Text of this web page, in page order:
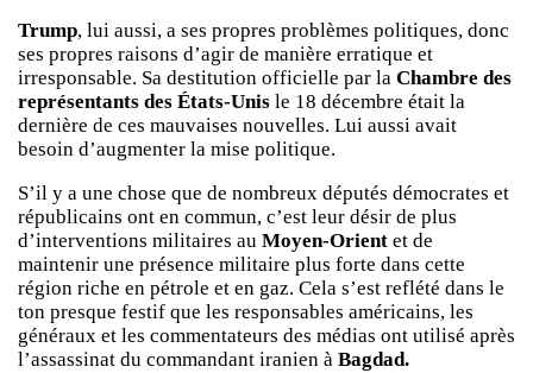
Trump, lui aussi, a ses propres problèmes politiques, donc
ses propres raisons d’agir de manière erratique et
irresponsable. Sa destitution officielle par la Chambre des
représentants des États-Unis le 18 décembre était la
dernière de ces mauvaises nouvelles. Lui aussi avait
besoin d’augmenter la mise politique.
S’il y a une chose que de nombreux députés démocrates et
républicains ont en commun, c’est leur désir de plus
d’interventions militaires au Moyen-Orient et de
maintenir une présence militaire plus forte dans cette
région riche en pétrole et en gaz. Cela s’est reflété dans le
ton presque festif que les responsables américains, les
généraux et les commentateurs des médias ont utilisé après
l’assassinat du commandant iranien à Bagdad.